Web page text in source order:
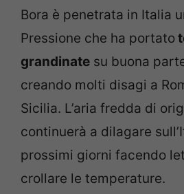
Bora è penetrata in Italia
Pressione che ha portato
grandinate su buona
creando molti disagi a
Sicilia. L’aria fredda di
continuerà a dilagare
prossimi giorni facendo
crollare le temperature.